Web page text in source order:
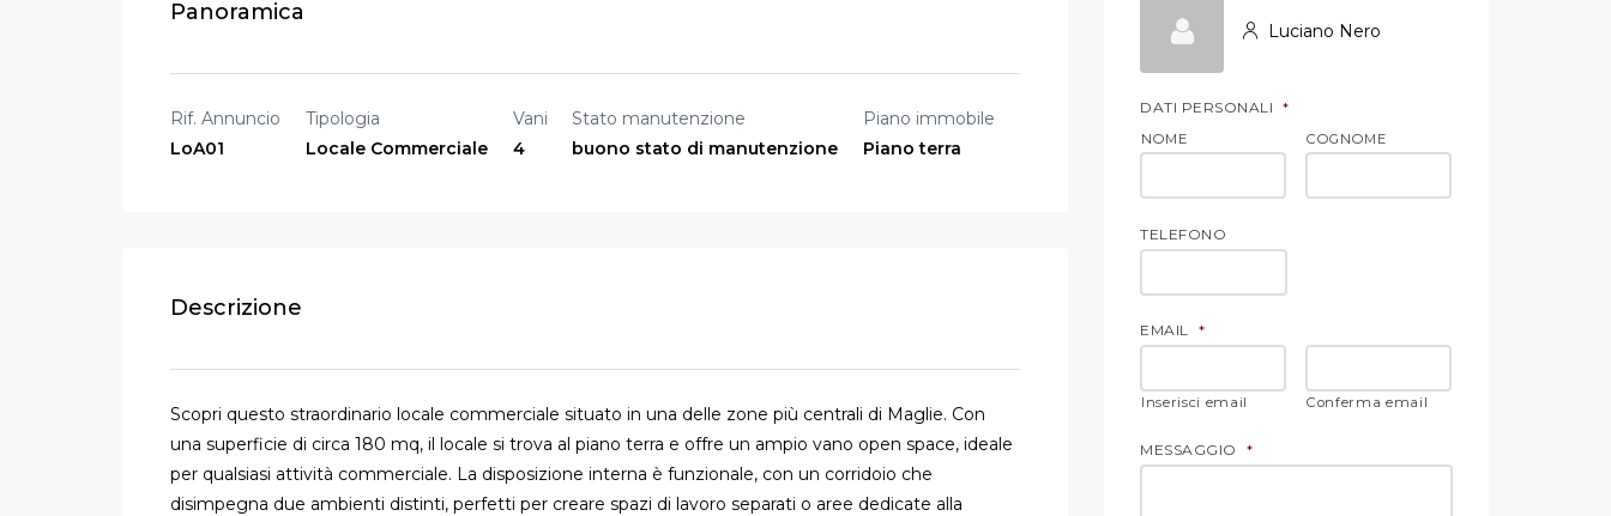
Panoramica
Rif. Annuncio
LoA01
Tipologia
Locale Commerciale
Vani
4
Stato manutenzione
buono stato di manutenzione
Piano immobile
Piano terra
Descrizione
Scopri questo straordinario locale commerciale situato in una delle zone più centrali di Maglie. Con
una superficie di circa 180 mq, il locale si trova al piano terra e offre un ampio vano open space, ideale
per qualsiasi attività commerciale. La disposizione interna è funzionale, con un corridoio che
disimpegna due ambienti distinti, perfetti per creare spazi di lavoro separati o aree dedicate alla
Luciano Nero
DATI PERSONALI *
NOME COGNOME
TELEFONO
EMAIL *
Inserisci email Conferma email
MESSAGGIO *